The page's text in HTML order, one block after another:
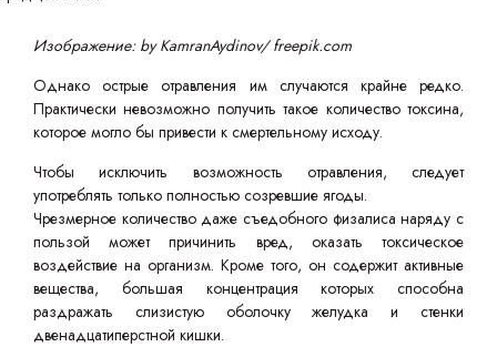
Изображение: by KamranAydinov/ freepik.com
Однако острые отравления им случаются крайне редко.
Практически невозможно получить такое количество токсина,
которое могло бы привести к смертельному исходу.
Чтобы исключить возможность отравления, следует
употреблять только полностью созревшие ягоды.
Чрезмерное количество даже съедобного физалиса наряду с
пользой может причинить вред, оказать токсическое
воздействие на организм. Кроме того, он содержит активные
вещества, большая концентрация которых способна
раздражать слизистую оболочку желудка и стенки
двенадцатиперстной кишки.